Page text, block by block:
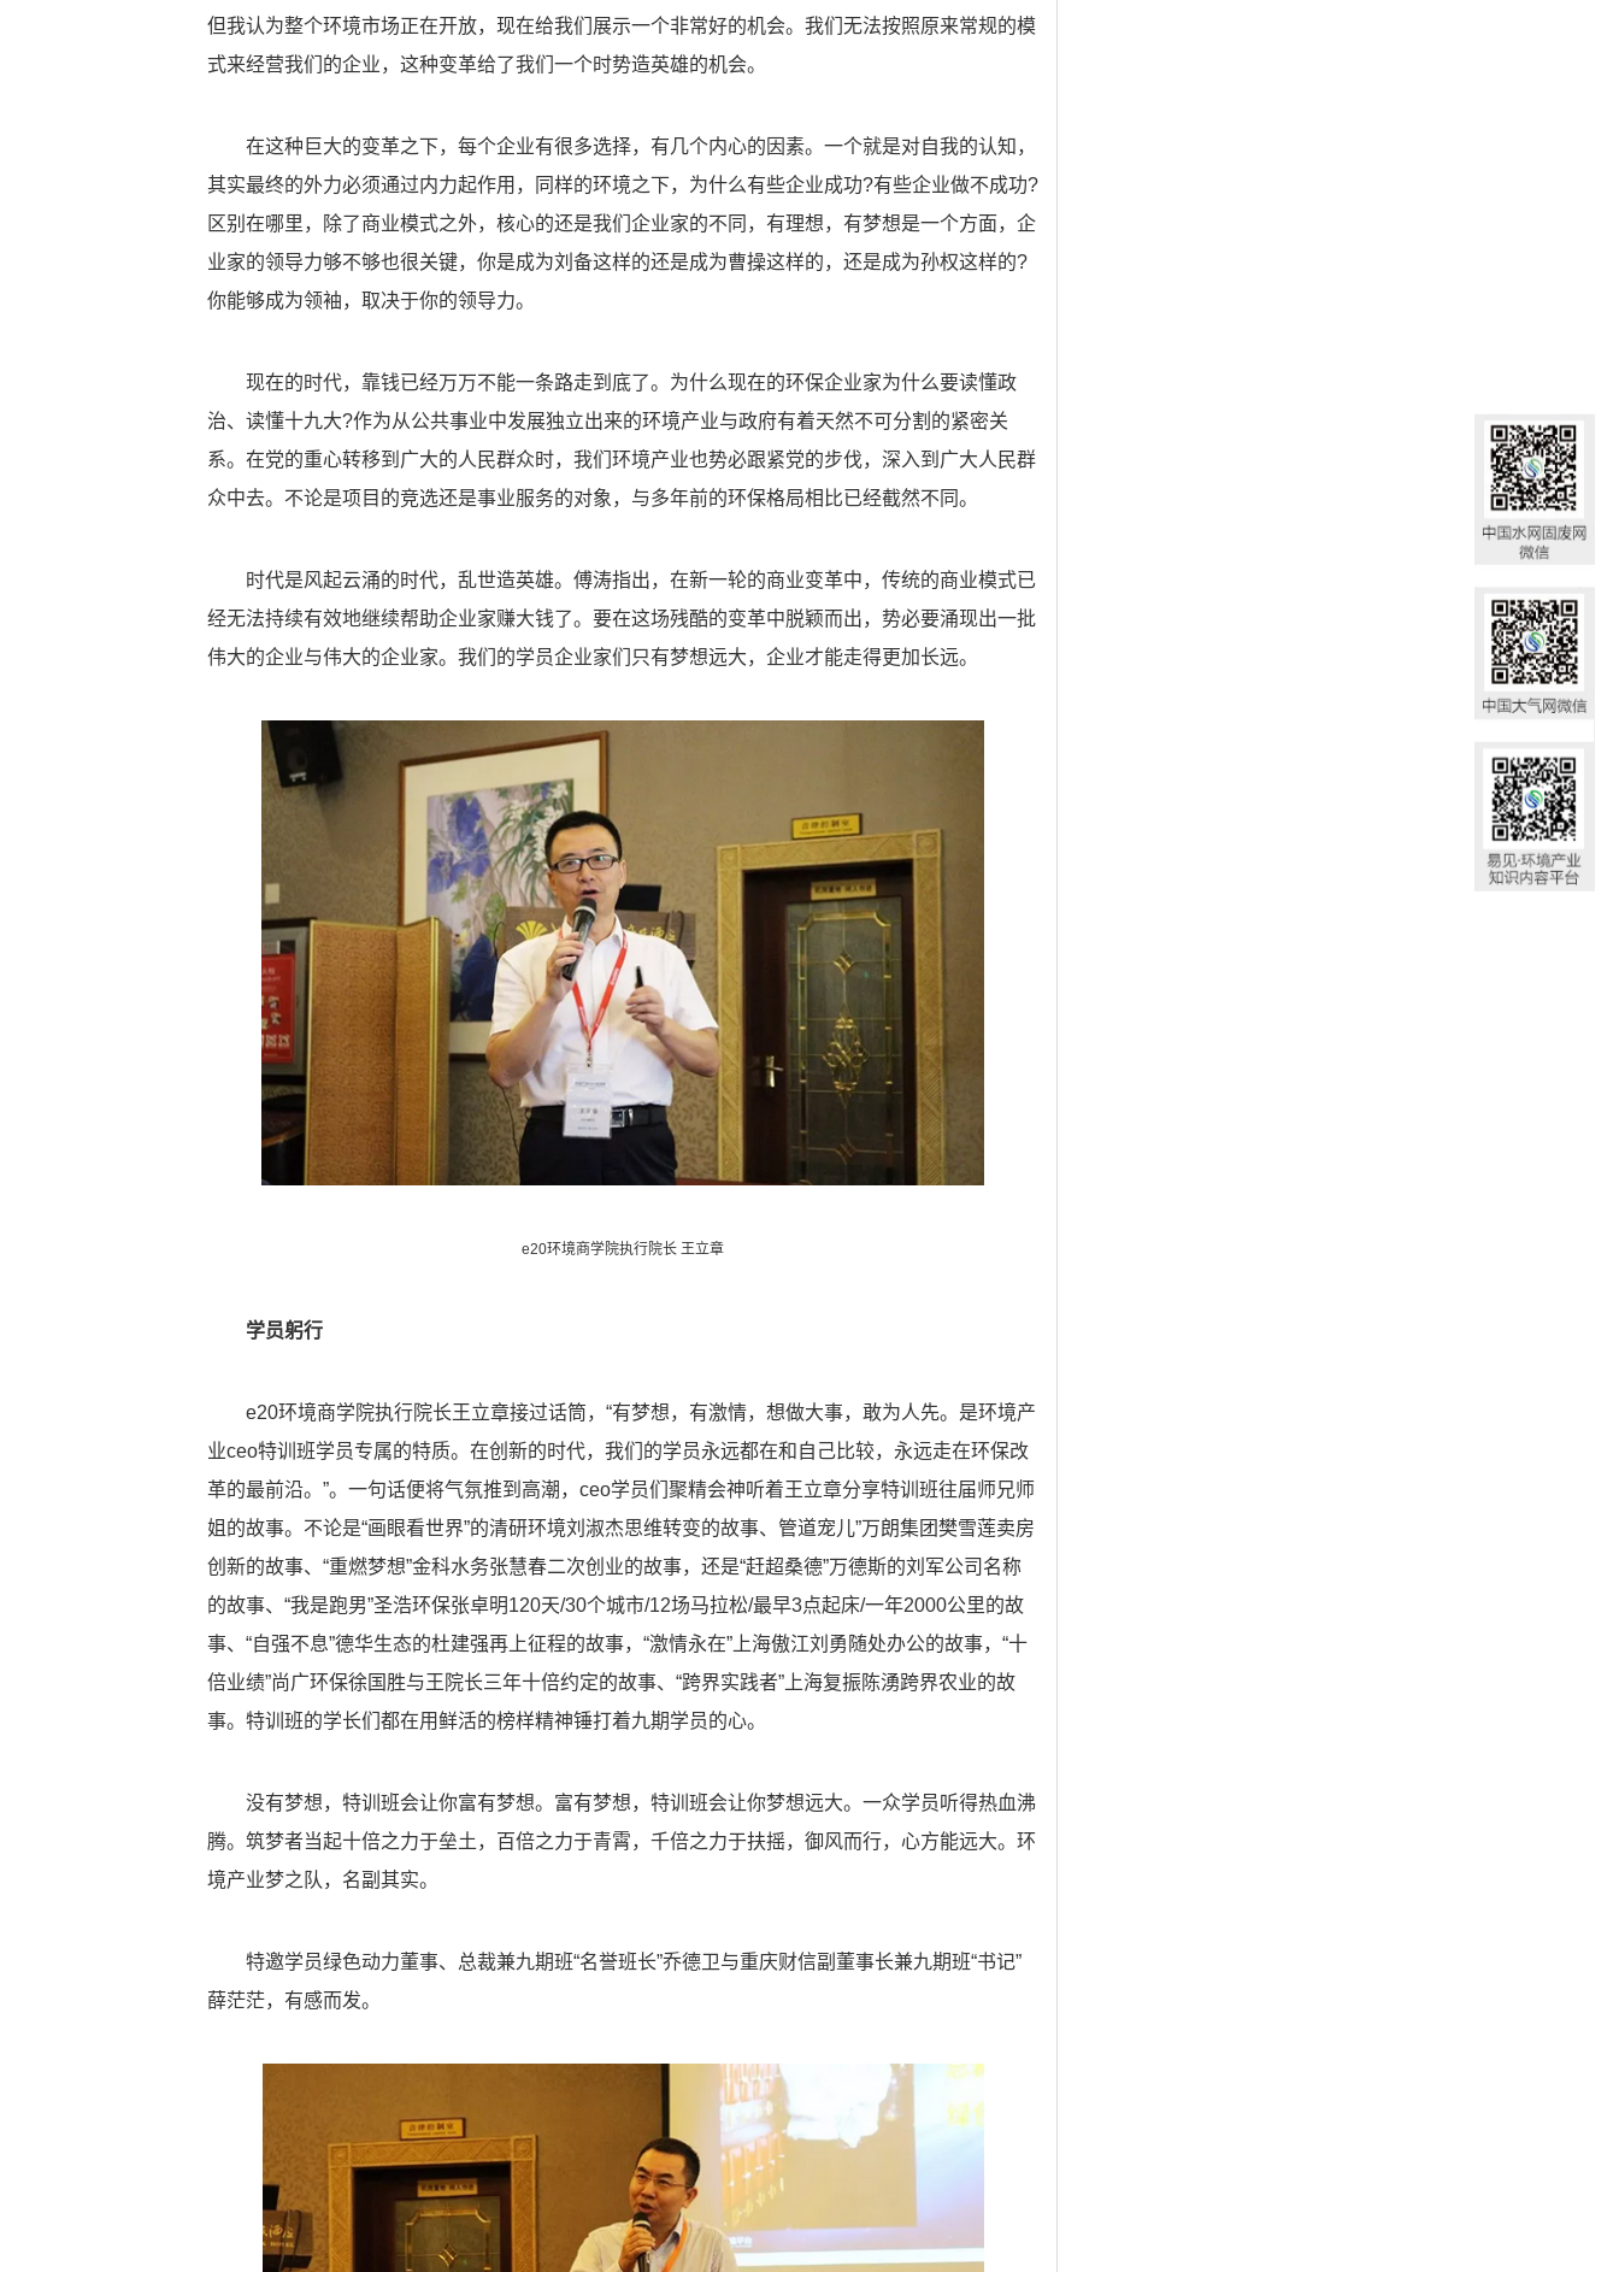
但我认为整个环境市场正在开放，现在给我们展示一个非常好的机会。我们无法按照原来常规的模
式来经营我们的企业，这种变革给了我们一个时势造英雄的机会。
在这种巨大的变革之下，每个企业有很多选择，有几个内心的因素。一个就是对自我的认知，
其实最终的外力必须通过内力起作用，同样的环境之下，为什么有些企业成功?有些企业做不成功?
区别在哪里，除了商业模式之外，核心的还是我们企业家的不同，有理想，有梦想是一个方面，企
业家的领导力够不够也很关键，你是成为刘备这样的还是成为曹操这样的，还是成为孙权这样的?
你能够成为领袖，取决于你的领导力。
现在的时代，靠钱已经万万不能一条路走到底了。为什么现在的环保企业家为什么要读懂政
治、读懂十九大?作为从公共事业中发展独立出来的环境产业与政府有着天然不可分割的紧密关
系。在党的重心转移到广大的人民群众时，我们环境产业也势必跟紧党的步伐，深入到广大人民群
众中去。不论是项目的竞选还是事业服务的对象，与多年前的环保格局相比已经截然不同。
时代是风起云涌的时代，乱世造英雄。傅涛指出，在新一轮的商业变革中，传统的商业模式已
经无法持续有效地继续帮助企业家赚大钱了。要在这场残酷的变革中脱颖而出，势必要涌现出一批
伟大的企业与伟大的企业家。我们的学员企业家们只有梦想远大，企业才能走得更加长远。
e20环境商学院执行院长 王立章
学员躬行
e20环境商学院执行院长王立章接过话筒，“有梦想，有激情，想做大事，敢为人先。是环境产
业ceo特训班学员专属的特质。在创新的时代，我们的学员永远都在和自己比较，永远走在环保改
革的最前沿。”。一句话便将气氛推到高潮，ceo学员们聚精会神听着王立章分享特训班往届师兄师
姐的故事。不论是“画眼看世界”的清研环境刘淑杰思维转变的故事、管道宠儿”万朗集团樊雪莲卖房
创新的故事、“重燃梦想”金科水务张慧春二次创业的故事，还是“赶超桑德”万德斯的刘军公司名称
的故事、“我是跑男”圣浩环保张卓明120天/30个城市/12场马拉松/最早3点起床/一年2000公里的故
事、“自强不息”德华生态的杜建强再上征程的故事，“激情永在”上海傲江刘勇随处办公的故事，“十
倍业绩”尚广环保徐国胜与王院长三年十倍约定的故事、“跨界实践者”上海复振陈湧跨界农业的故
事。特训班的学长们都在用鲜活的榜样精神锤打着九期学员的心。
没有梦想，特训班会让你富有梦想。富有梦想，特训班会让你梦想远大。一众学员听得热血沸
腾。筑梦者当起十倍之力于垒土，百倍之力于青霄，千倍之力于扶摇，御风而行，心方能远大。环
境产业梦之队，名副其实。
特邀学员绿色动力董事、总裁兼九期班“名誉班长”乔德卫与重庆财信副董事长兼九期班“书记”
薛茫茫，有感而发。